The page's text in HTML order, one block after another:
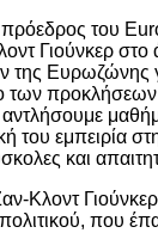
πρόεδρος του
Γιούνκερ στο
της Ευρωζώνης
των
του εμπειρία
και
Κλοντ Γιούνκερ
που